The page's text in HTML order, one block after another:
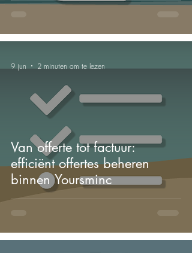
Van offerte tot factuur:
efficiënt offertes beheren
binnen Yoursminc
9 jun 2 minuten om te lezen